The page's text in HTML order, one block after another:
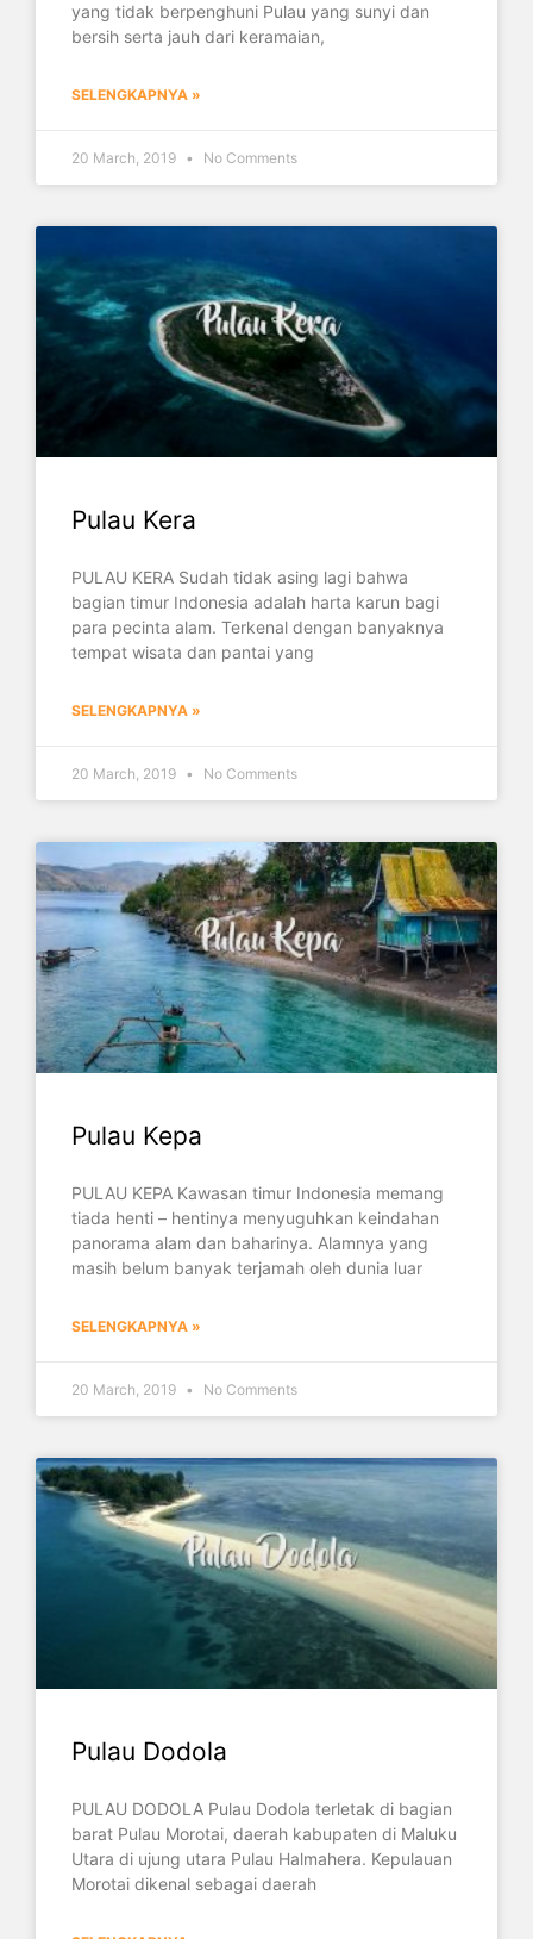
yang tidak berpenghuni Pulau yang sunyi dan
bersih serta jauh dari keramaian,
SELENGKAPNYA »
20 March, 2019 No Comments
Pulau Kera
PULAU KERA Sudah tidak asing lagi bahwa
bagian timur Indonesia adalah harta karun bagi
para pecinta alam. Terkenal dengan banyaknya
tempat wisata dan pantai yang
SELENGKAPNYA »
20 March, 2019 No Comments
Pulau Kepa
PULAU KEPA Kawasan timur Indonesia memang
tiada henti – hentinya menyuguhkan keindahan
panorama alam dan baharinya. Alamnya yang
masih belum banyak terjamah oleh dunia luar
SELENGKAPNYA »
20 March, 2019 No Comments
Pulau Dodola
PULAU DODOLA Pulau Dodola terletak di bagian
barat Pulau Morotai, daerah kabupaten di Maluku
Utara di ujung utara Pulau Halmahera. Kepulauan
Morotai dikenal sebagai daerah